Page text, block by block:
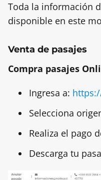
Toda la información
disponible en este
Venta de pasajes
Compra pasajes
Ingresa a:
Selecciona
Realiza el pago
Descarga tu